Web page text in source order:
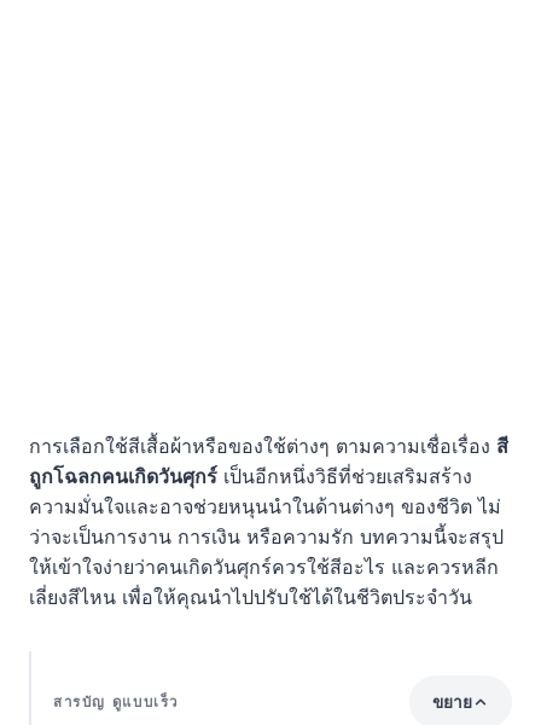
การเลือกใช้สีเสื้อผ้าหรือของใช้ต่างๆ ตามความเชื่อเรื่อง สี
ถูกโฉลกคนเกิดวันศุกร์ เป็นอีกหนึ่งวิธีที่ช่วยเสริมสร้าง
ความมั่นใจและอาจช่วยหนุนนำในด้านต่างๆ ของชีวิต ไม่
ว่าจะเป็นการงาน การเงิน หรือความรัก บทความนี้จะสรุป
ให้เข้าใจง่ายว่าคนเกิดวันศุกร์ควรใช้สีอะไร และควรหลีก
เลี่ยงสีไหน เพื่อให้คุณนำไปปรับใช้ได้ในชีวิตประจำวัน
สารบัญ ดูแบบเร็ว ขยาย